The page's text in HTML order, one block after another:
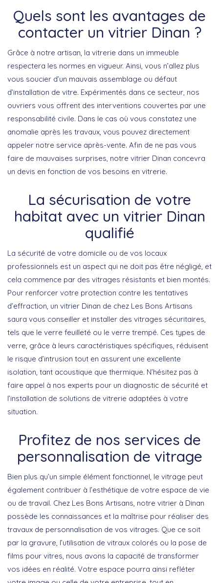
Quels sont les avantages de
contacter un vitrier Dinan ?
Grâce à notre artisan, la vitrerie dans un immeuble
respectera les normes en vigueur. Ainsi, vous n’allez plus
vous soucier d’un mauvais assemblage ou défaut
d’installation de vitre. Expérimentés dans ce secteur, nos
ouvriers vous offrent des interventions couvertes par une
responsabilité civile. Dans le cas où vous constatez une
anomalie après les travaux, vous pouvez directement
appeler notre service après-vente. Afin de ne pas vous
faire de mauvaises surprises, notre vitrier Dinan concevra
un devis en fonction de vos besoins en vitrerie.
La sécurisation de votre
habitat avec un vitrier Dinan
qualifié
La sécurité de votre domicile ou de vos locaux
professionnels est un aspect qui ne doit pas être négligé, et
cela commence par des vitrages résistants et bien montés.
Pour renforcer votre protection contre les tentatives
d’effraction, un vitrier Dinan de chez Les Bons Artisans
saura vous conseiller et installer des vitrages sécuritaires,
tels que le verre feuilleté ou le verre trempé. Ces types de
verre, grâce à leurs caractéristiques spécifiques, réduisent
le risque d’intrusion tout en assurent une excellente
isolation, tant acoustique que thermique. N’hésitez pas à
faire appel à nos experts pour un diagnostic de sécurité et
l’installation de solutions de vitrerie adaptées à votre
situation.
Profitez de nos services de
personnalisation de vitrage
Bien plus qu’un simple élément fonctionnel, le vitrage peut
également contribuer à l’esthétique de votre espace de vie
ou de travail. Chez Les Bons Artisans, notre vitrier à Dinan
possède les connaissances et la maîtrise pour réaliser des
travaux de personnalisation de vos vitrages. Que ce soit
par la gravure, l’utilisation de vitraux colorés ou la pose de
films pour vitres, nous avons la capacité de transformer
vos idées en réalité. Votre espace pourra ainsi refléter